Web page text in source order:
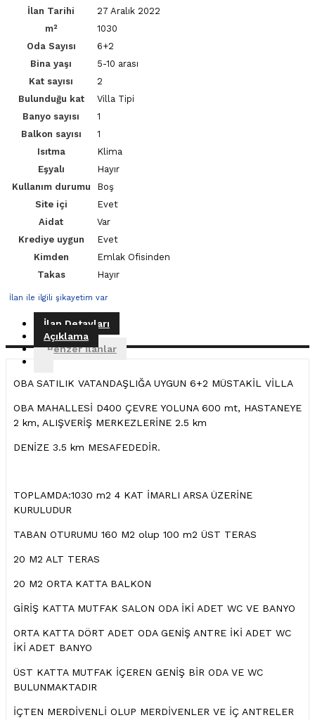
İlan Tarihi
27 Aralık 2022
m²
1030
Oda Sayısı
6+2
Bina yaşı
5-10 arası
Kat sayısı
2
Bulunduğu kat
Villa Tipi
Banyo sayısı
1
Balkon sayısı
1
Isıtma
Klima
Eşyalı
Hayır
Kullanım durumu
Boş
Site içi
Evet
Aidat
Var
Krediye uygun
Evet
Kimden
Emlak Ofisinden
Takas
Hayır
İlan ile ilgili şikayetim var
İlan Detayları
Açıklama
Benzer İlanlar
OBA SATILIK VATANDAŞLIĞA UYGUN 6+2 MÜSTAKİL VİLLA
OBA MAHALLESİ D400 ÇEVRE YOLUNA 600 mt, HASTANEYE
2 km, ALIŞVERİŞ MERKEZLERİNE 2.5 km
DENİZE 3.5 km MESAFEDEDİR.
TOPLAMDA:1030 m2 4 KAT İMARLI ARSA ÜZERİNE
KURULUDUR
TABAN OTURUMU 160 M2 olup 100 m2 ÜST TERAS
20 M2 ALT TERAS
20 M2 ORTA KATTA BALKON
GİRİŞ KATTA MUTFAK SALON ODA İKİ ADET WC VE BANYO
ORTA KATTA DÖRT ADET ODA GENİŞ ANTRE İKİ ADET WC
İKİ ADET BANYO
ÜST KATTA MUTFAK İÇEREN GENİŞ BİR ODA VE WC
BULUNMAKTADIR
İÇTEN MERDİVENLİ OLUP MERDİVENLER VE İÇ ANTRELER